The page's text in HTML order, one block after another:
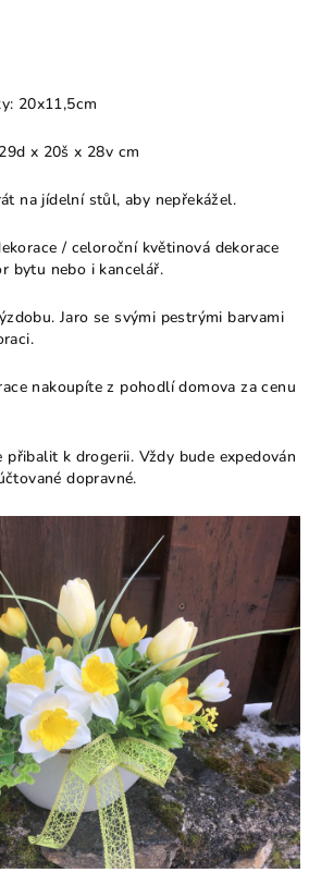
20x11,5cm
d x 20š x 28v cm
na jídelní stůl, aby nepřekážel.
/ celoroční květinová dekorace
bytu nebo i kancelář.
Jaro se svými pestrými barvami
nakoupíte z pohodlí domova za cenu
přibalit k drogerii. Vždy bude expedován
dopravné.